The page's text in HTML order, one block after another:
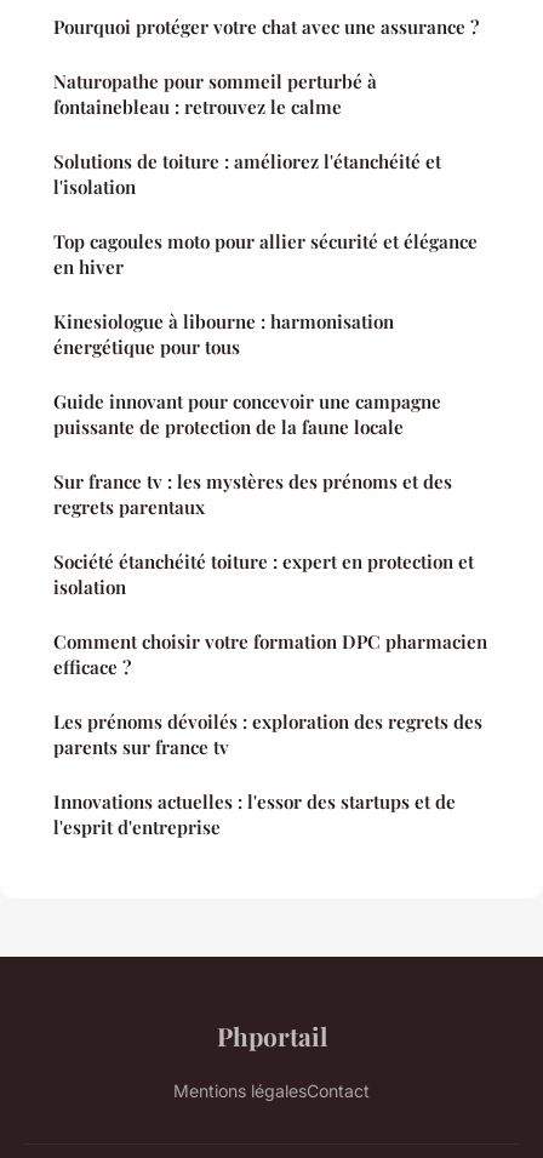
Pourquoi protéger votre chat avec une assurance ?
Naturopathe pour sommeil perturbé à
fontainebleau : retrouvez le calme
Solutions de toiture : améliorez l'étanchéité et
l'isolation
Top cagoules moto pour allier sécurité et élégance
en hiver
Kinesiologue à libourne : harmonisation
énergétique pour tous
Guide innovant pour concevoir une campagne
puissante de protection de la faune locale
Sur france tv : les mystères des prénoms et des
regrets parentaux
Société étanchéité toiture : expert en protection et
isolation
Comment choisir votre formation DPC pharmacien
efficace ?
Les prénoms dévoilés : exploration des regrets des
parents sur france tv
Innovations actuelles : l'essor des startups et de
l'esprit d'entreprise
Phportail
Mentions légalesContact